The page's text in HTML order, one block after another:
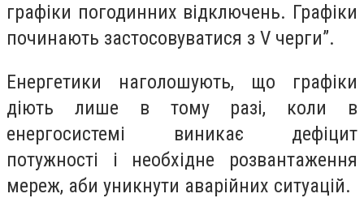
графіки погодинних відключень. Графіки
починають застосовуватися з V черги”.
Енергетики наголошують, що графіки
діють лише в тому разі, коли в
енергосистемі виникає дефіцит
потужності і необхідне розвантаження
мереж, аби уникнути аварійних ситуацій.